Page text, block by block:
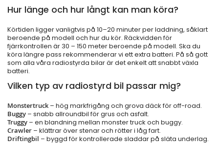
Hur länge och hur långt kan man köra?
Körtiden ligger vanligtvis på 10–20 minuter per laddning, såklart
beroende på modell och hur du kör. Räckvidden för
fjärrkontrollen är 30 – 150 meter beroende på modell. Ska du
köra längre pass rekommenderar vi ett extra batteri. På så gott
som alla våra radiostyrda bilar är det enkelt att snabbt växla
batteri.
Vilken typ av radiostyrd bil passar mig?
Monstertruck – hög markfrigång och grova däck för off-road.
Buggy – snabb allroundbil för grus och asfalt.
Truggy – en blandning mellan monster truck och buggy.
Crawler – klättrar över stenar och rötter i låg fart.
Driftingbil – byggd för kontrollerade sladdar på släta underlag.